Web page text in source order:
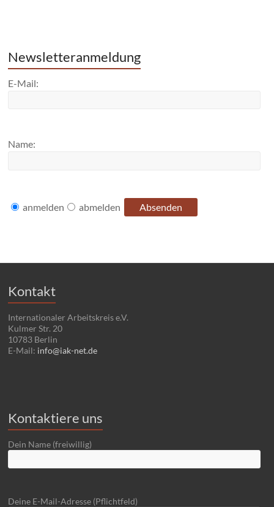
Newsletteranmeldung
E-Mail:
Name:
anmelden abmelden
Kontakt
Internationaler Arbeitskreis e.V.
Kulmer Str. 20
10783 Berlin
E-Mail: info@iak-net.de
Kontaktiere uns
Dein Name (freiwillig)
Deine E-Mail-Adresse (Pflichtfeld)